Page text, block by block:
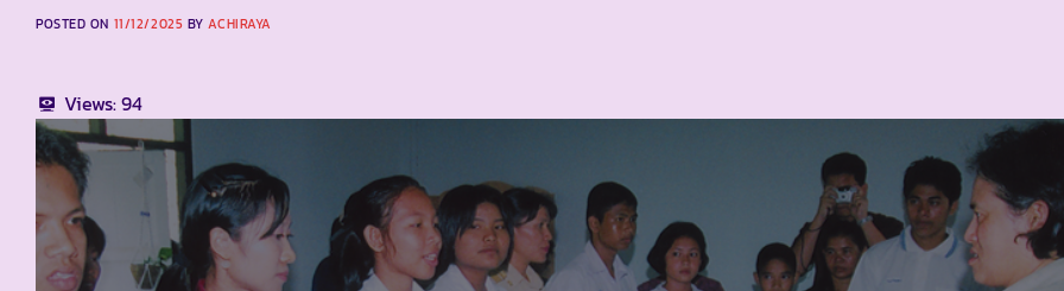
POSTED ON 11/12/2025 BYACHIRAYA
Views:94